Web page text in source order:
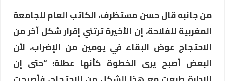
من جانبه قال حسن مستظرف، الكاتب العام للجامعة
المغربية للفلاحة، إن الأخيرة ترتئي إقرار شكل آخر من
الاحتجاج عوض البقاء في يومين من الإضراب، لأن
البعض أصبح يرى الخطوة كأنها عطلة؛ “حتى إن